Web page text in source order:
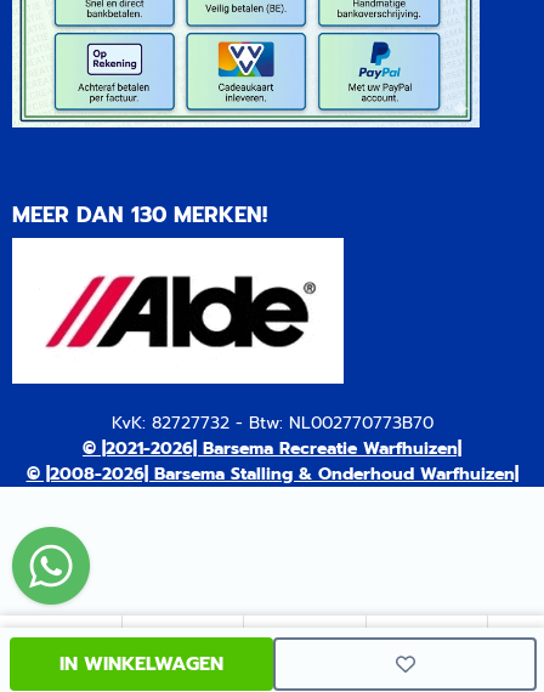
IN WINKELWAGEN
MEER DAN 130 MERKEN!
KvK: 82727732 - Btw: NL002770773B70
© |2021-2026| Barsema Recreatie Warfhuizen|
© |2008-2026| Barsema Stalling & Onderhoud Warfhuizen|
Mailen Bellen Facebook